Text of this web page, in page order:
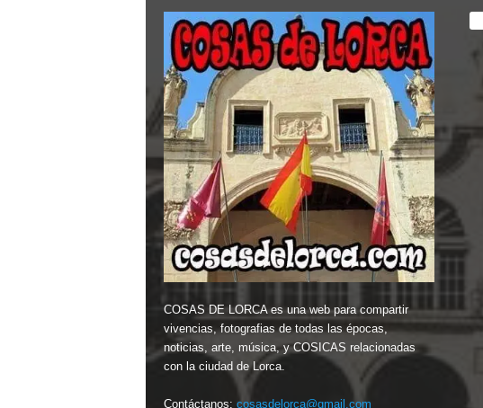
COSAS DE LORCA es una web para compartir
vivencias, fotografias de todas las épocas,
noticias, arte, música, y COSICAS relacionadas
con la ciudad de Lorca.
Contáctanos: cosasdelorca@gmail.com